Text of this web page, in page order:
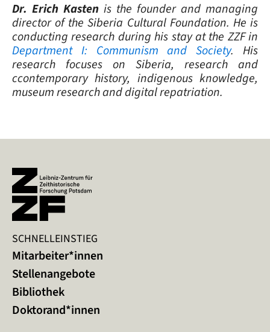
Dr. Erich Kasten is the founder and managing
director of the Siberia Cultural Foundation. He is
conducting research during his stay at the ZZF in
Department I: Communism and Society. His
research focuses on Siberia, research and
ccontemporary history, indigenous knowledge,
museum research and digital repatriation.
SCHNELLEINSTIEG
Mitarbeiter*innen
Stellenangebote
Bibliothek
Doktorand*innen